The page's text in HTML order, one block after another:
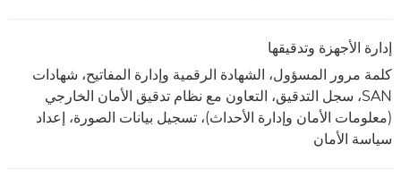
إدارة الأجهزة وتدقيقها
كلمة مرور المسؤول، الشهادة الرقمية وإدارة المفاتيح، شهادات
SAN، سجل التدقيق، التعاون مع نظام تدقيق الأمان الخارجي
(معلومات الأمان وإدارة الأحداث)، تسجيل بيانات الصورة، إعداد
سياسة الأمان